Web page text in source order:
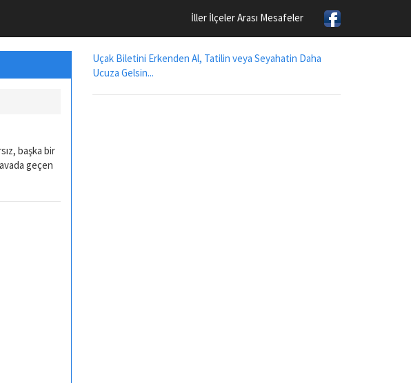
İller İlçeler Arası Mesafeler
başka bir
geçen
Uçak Biletini Erkenden Al, Tatilin veya Seyahatin Daha
Ucuza Gelsin...